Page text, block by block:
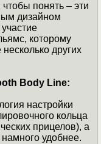
понять – эти
дизайном
которому
других
Body Line:
настройки
кольца
прицелов), а
удобнее.